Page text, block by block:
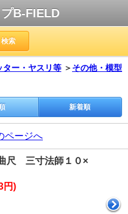
B-FIELD
検索
ター・ヤスリ等 ＞ その他・模型
新着順
ページへ
尺 三寸法師１０×
円)